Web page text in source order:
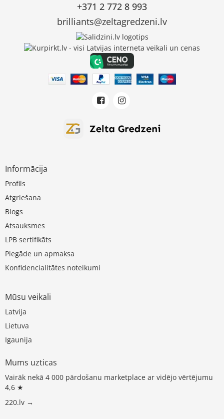
+371 2 772 8 993
brilliants@zeltagredzeni.lv
Informācija
Profils
Atgriešana
Blogs
Atsauksmes
LPB sertifikāts
Piegāde un apmaksa
Konfidencialitātes noteikumi
Mūsu veikali
Latvija
Lietuva
Igaunija
Mums uzticas
Vairāk nekā 4 000 pārdošanu marketplace ar vidējo vērtējumu
4,6 ★
220.lv →